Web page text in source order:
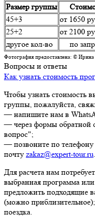
Размер группы
45+3
от 1650
25+2
от 2100
другое кол-во
по
Фотография предоставлена: ©
Вопросы и ответы
Как узнать стоимость
Чтобы узнать стоимость
группы, пожалуйста,
— напишите нам в
— через формы обратной
вопрос";
— позвоните по телефону
почту zakaz@expert-tour.ru.
Для расчета нам
выбранная программа
предложить подходящие
(можно
поездка.